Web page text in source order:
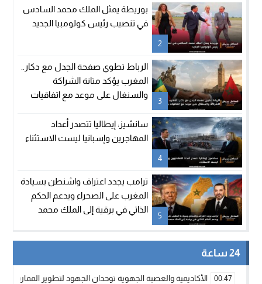
2
بوريطة يمثل الملك محمد السادس
في تنصيب رئيس كولومبيا الجديد
3
الرباط تطوي صفحة الجدل مع دكار..
المغرب يؤكد متانة الشراكة
والسنغال على موعد مع اتفاقيات
4
سانشيز: إيطاليا تتصدر أعداد
المهاجرين وإسبانيا ليست الاستثناء
5
ترامب يجدد اعتراف واشنطن بسيادة
المغرب على الصحراء ويدعم الحكم
الذاتي في برقية إلى الملك محمد
24 ساعة
00:47 الأكاديمية والعصبة الجهوية توحدان الجهود لتطوير الممارسة